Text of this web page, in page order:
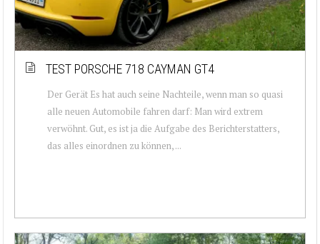
TEST PORSCHE 718 CAYMAN GT4
Der Gerät Es hat auch seine Nachteile, wenn man so quasi
alle neuen Automobile fahren darf: Man wird extrem
verwöhnt. Gut, es ist ja die Aufgabe des Berichterstatters,
das alles einordnen zu können, ...